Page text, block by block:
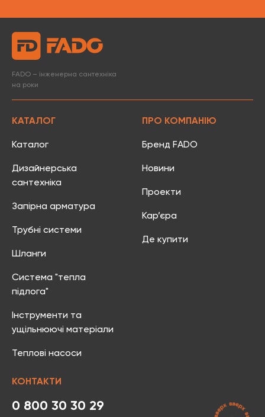
FADO – інженерна сантехніка
на роки
КАТАЛОГ
Каталог
Дизайнерська
сантехніка
Запірна арматура
Трубні системи
Шланги
Система "тепла
підлога"
Інструменти та
ущільнюючі матеріали
Теплові насоси
ПРО КОМПАНІЮ
Бренд FADO
Новини
Проекти
Кар’єра
Де купити
КОНТАКТИ
0 800 30 30 29